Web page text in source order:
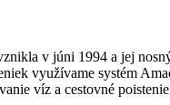
v júni 1994 a jej
využívame systém
víz a cestovné